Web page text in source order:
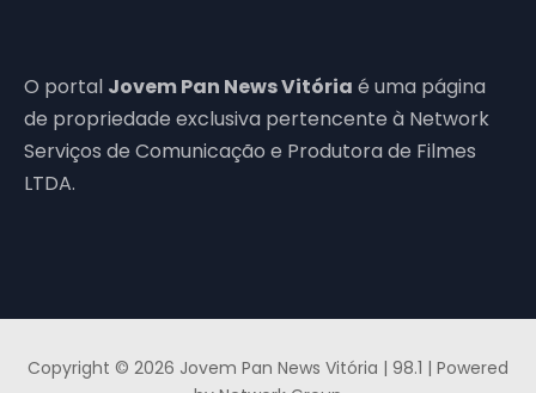
O portal Jovem Pan News Vitória é uma página
de propriedade exclusiva pertencente à Network
Serviços de Comunicação e Produtora de Filmes
LTDA.
Copyright © 2026 Jovem Pan News Vitória | 98.1 | Powered